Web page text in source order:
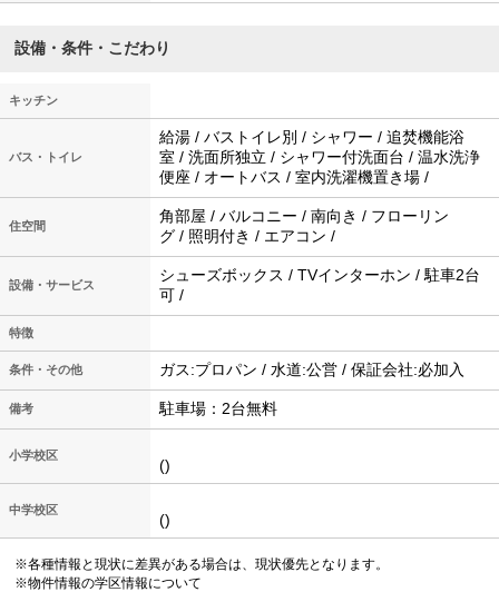
設備・条件・こだわり
キッチン
バス・トイレ
給湯 / バストイレ別 / シャワー / 追焚機能浴
室 / 洗面所独立 / シャワー付洗面台 / 温水洗浄
便座 / オートバス / 室内洗濯機置き場 /
住空間
角部屋 / バルコニー / 南向き / フローリン
グ / 照明付き / エアコン /
設備・サービス
シューズボックス / TVインターホン / 駐車2台
可 /
特徴
条件・その他 ガス:プロパン / 水道:公営 / 保証会社:必加入
備考 駐車場：2台無料
小学校区
()
中学校区
()
※各種情報と現状に差異がある場合は、現状優先となります。
※物件情報の学区情報について